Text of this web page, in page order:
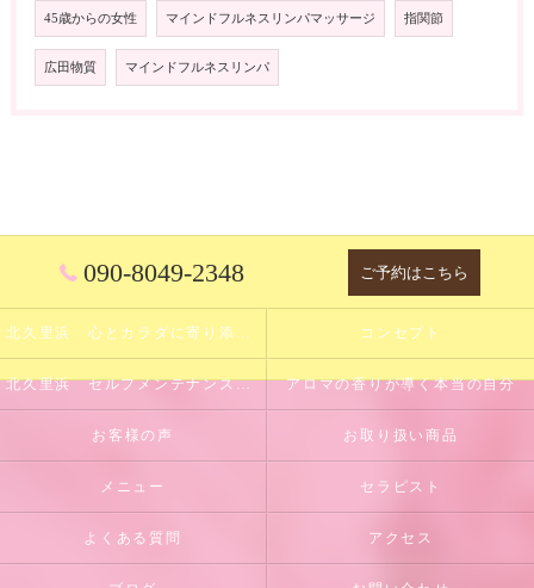
45歳からの女性 マインドフルネスリンパマッサージ 指関節
広田物質 マインドフルネスリンパ
090-8049-2348 ご予約はこちら
北久里浜 心とカラダに寄り添うサロン コンセプト
北久里浜 セルフメンテナンスのサポート アロマの香りが導く本当の自分
お客様の声 お取り扱い商品
メニュー セラピスト
よくある質問 アクセス